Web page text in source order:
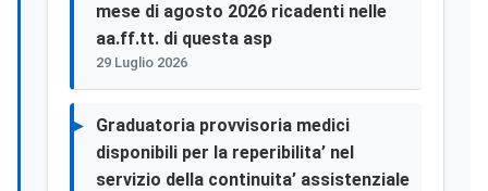
mese di agosto 2026 ricadenti nelle
aa.ff.tt. di questa asp
29 Luglio 2026
Graduatoria provvisoria medici
disponibili per la reperibilita’ nel
servizio della continuita’ assistenziale